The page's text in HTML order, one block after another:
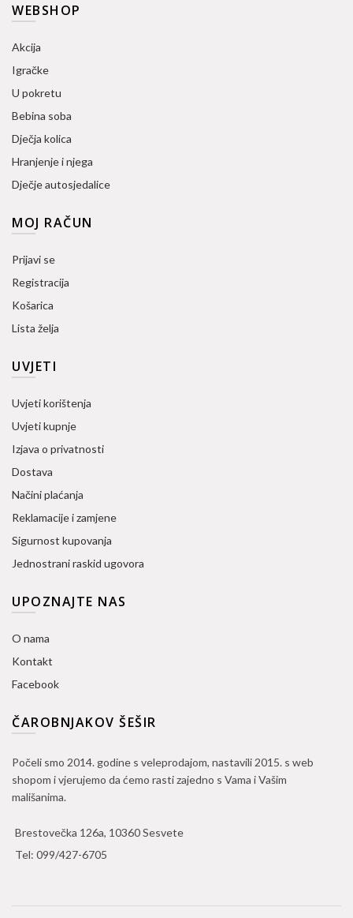
WEBSHOP
Akcija
Igračke
U pokretu
Bebina soba
Dječja kolica
Hranjenje i njega
Dječje autosjedalice
MOJ RAČUN
Prijavi se
Registracija
Košarica
Lista želja
UVJETI
Uvjeti korištenja
Uvjeti kupnje
Izjava o privatnosti
Dostava
Načini plaćanja
Reklamacije i zamjene
Sigurnost kupovanja
Jednostrani raskid ugovora
UPOZNAJTE NAS
O nama
Kontakt
Facebook
ČAROBNJAKOV ŠEŠIR
Počeli smo 2014. godine s veleprodajom, nastavili 2015. s web
shopom i vjerujemo da ćemo rasti zajedno s Vama i Vašim
mališanima.
Brestovečka 126a, 10360 Sesvete
Tel: 099/427-6705